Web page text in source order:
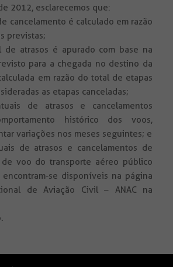
2012, esclarecemos que:
cancelamento é calculado em razão
previstas;
de atrasos é apurado com base na
para a chegada no destino da
em razão do total de etapas
as etapas canceladas;
de atrasos e cancelamentos
histórico dos voos,
variações nos meses seguintes; e
de atrasos e cancelamentos de
voo do transporte aéreo público
se disponíveis na página
de Aviação Civil – ANAC na